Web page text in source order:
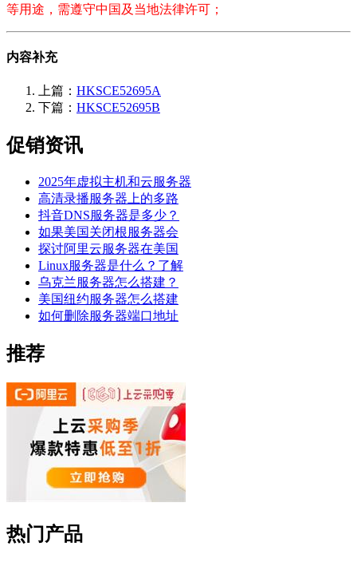
等用途，需遵守中国及当地法律许可；
内容补充
上篇： HKSCE52695A
下篇： HKSCE52695B
促销资讯
2025年虚拟主机和云服务器
高清录播服务器上的多路
抖音DNS服务器是多少？
如果美国关闭根服务器会
探讨阿里云服务器在美国
Linux服务器是什么？了解
乌克兰服务器怎么搭建？
美国纽约服务器怎么搭建
如何删除服务器端口地址
推荐
热门产品